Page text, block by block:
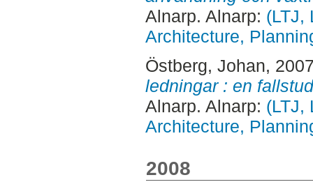
Alnarp. Alnarp: (LTJ,
Architecture,
Östberg, Johan,
ledningar : en
Alnarp. Alnarp: (LTJ,
Architecture,
2008